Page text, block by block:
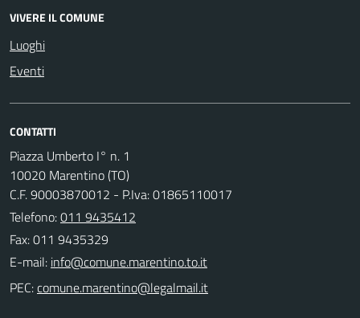
VIVERE IL COMUNE
Luoghi
Eventi
CONTATTI
Piazza Umberto I° n. 1
10020 Marentino (TO)
C.F. 90003870012 - P.Iva: 01865110017
Telefono:011 9435412
Fax: 011 9435329
E-mail:
PEC: